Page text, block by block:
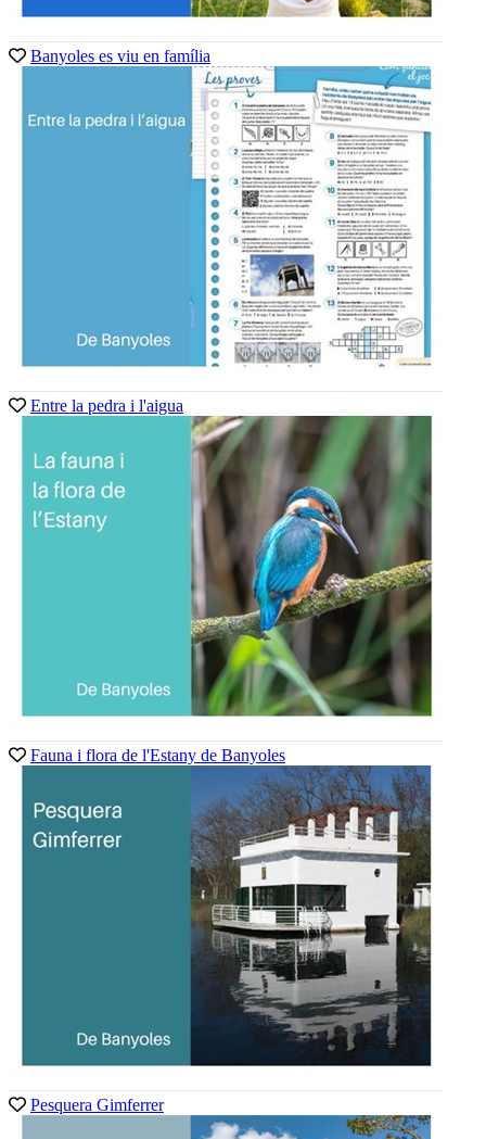
Banyoles es viu en família
Entre la pedra i l'aigua
Fauna i flora de l'Estany de Banyoles
Pesquera Gimferrer